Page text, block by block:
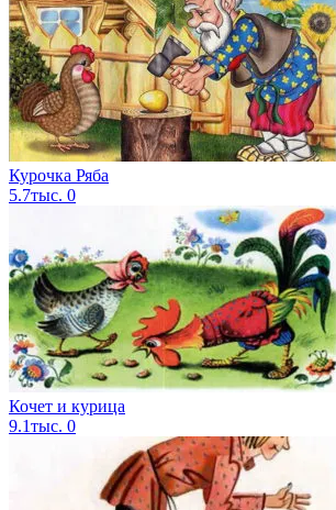
Курочка Ряба
5.7тыс. 0
Кочет и курица
9.1тыс. 0